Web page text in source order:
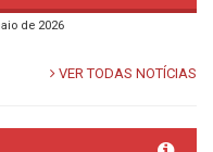
de 2026
VER TODAS NOTÍCIAS